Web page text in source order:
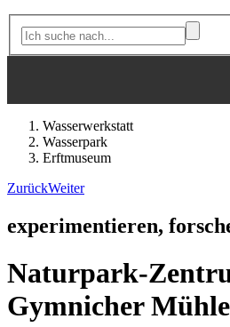
Wasserwerkstatt
Wasserpark
Erftmuseum
ZurückWeiter
experimentieren,
Naturpark-
Gymnicher Mühle